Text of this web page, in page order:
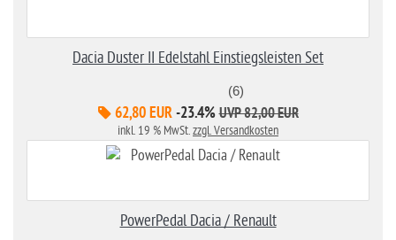
Dacia Duster II Edelstahl Einstiegsleisten Set
(6)
62,80 EUR -23.4% UVP 82,00 EUR
inkl. 19 % MwSt.zzgl. Versandkosten
PowerPedal Dacia / Renault